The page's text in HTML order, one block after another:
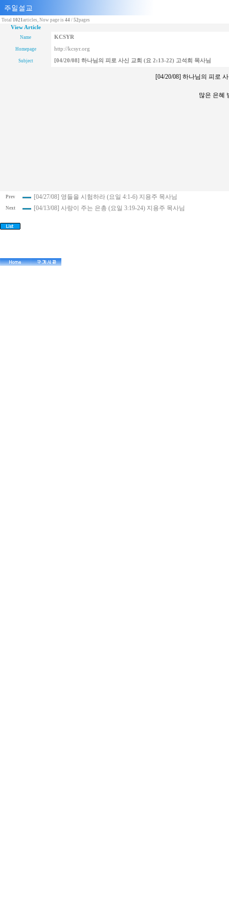
Total 1021articles, Now page is 44 / 52pages
View Article
Name KCSYR
Homepage http://kcsyr.org
Subject [04/20/08] 하나님의 피로 사신 교회 (요 2:13-22) 고석희 목사님
[04/20/08] 하나님의 피로
많은 은혜
Prev [04/27/08] 영들을 시험하라 (요일 4:1-6) 지용주 목사님
Next [04/13/08] 사랑이 주는 은총 (요일 3:19-24) 지용주 목사님